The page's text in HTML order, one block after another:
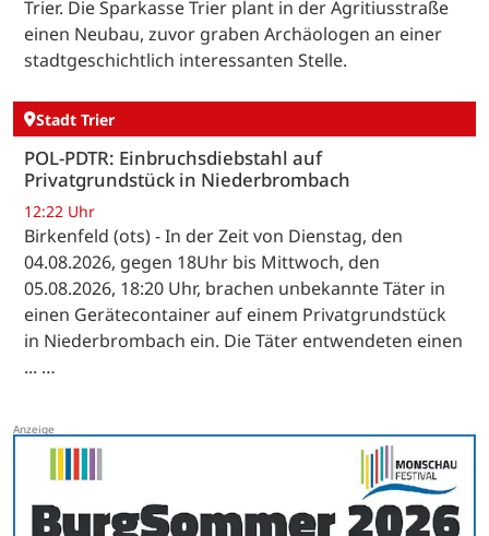
Trier. Die Sparkasse Trier plant in der Agritiusstraße
einen Neubau, zuvor graben Archäologen an einer
stadtgeschichtlich interessanten Stelle.
Stadt Trier
POL-PDTR: Einbruchsdiebstahl auf
Privatgrundstück in Niederbrombach
12:22 Uhr
Birkenfeld (ots) - In der Zeit von Dienstag, den
04.08.2026, gegen 18Uhr bis Mittwoch, den
05.08.2026, 18:20 Uhr, brachen unbekannte Täter in
einen Gerätecontainer auf einem Privatgrundstück
in Niederbrombach ein. Die Täter entwendeten einen
... …